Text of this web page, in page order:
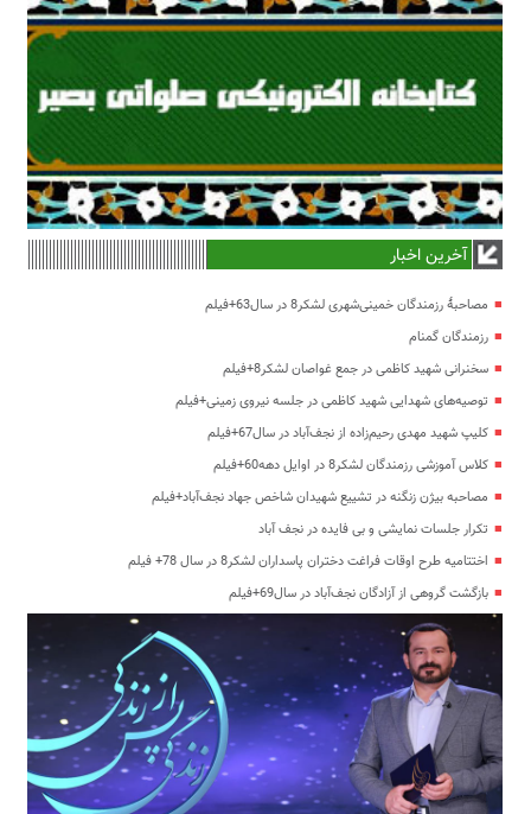
آخرین اخبار
مصاحبۀ رزمندگان خمینی‌شهری لشکر8 در سال63+فیلم
رزمندگان گمنام
سخنرانی شهید کاظمی در جمع غواصان لشکر8+فیلم
توصیه‌های شهدایی شهید کاظمی در جلسه نیروی زمینی+فیلم
کلیپ شهید مهدی رحیم‌زاده از نجف‌آباد در سال67+فیلم
کلاس آموزشی رزمندگان لشکر8 در اوایل دهه60+فیلم
مصاحبه بیژن زنگنه در تشییع شهیدان شاخص جهاد نجف‌آباد+فیلم
تکرار جلسات نمایشی و بی فایده در نجف آباد
اختتامیه طرح اوقات فراغت دختران پاسداران لشکر8 در سال 78+ فیلم
بازگشت گروهی از آزادگان نجف‌آباد در سال69+فیلم